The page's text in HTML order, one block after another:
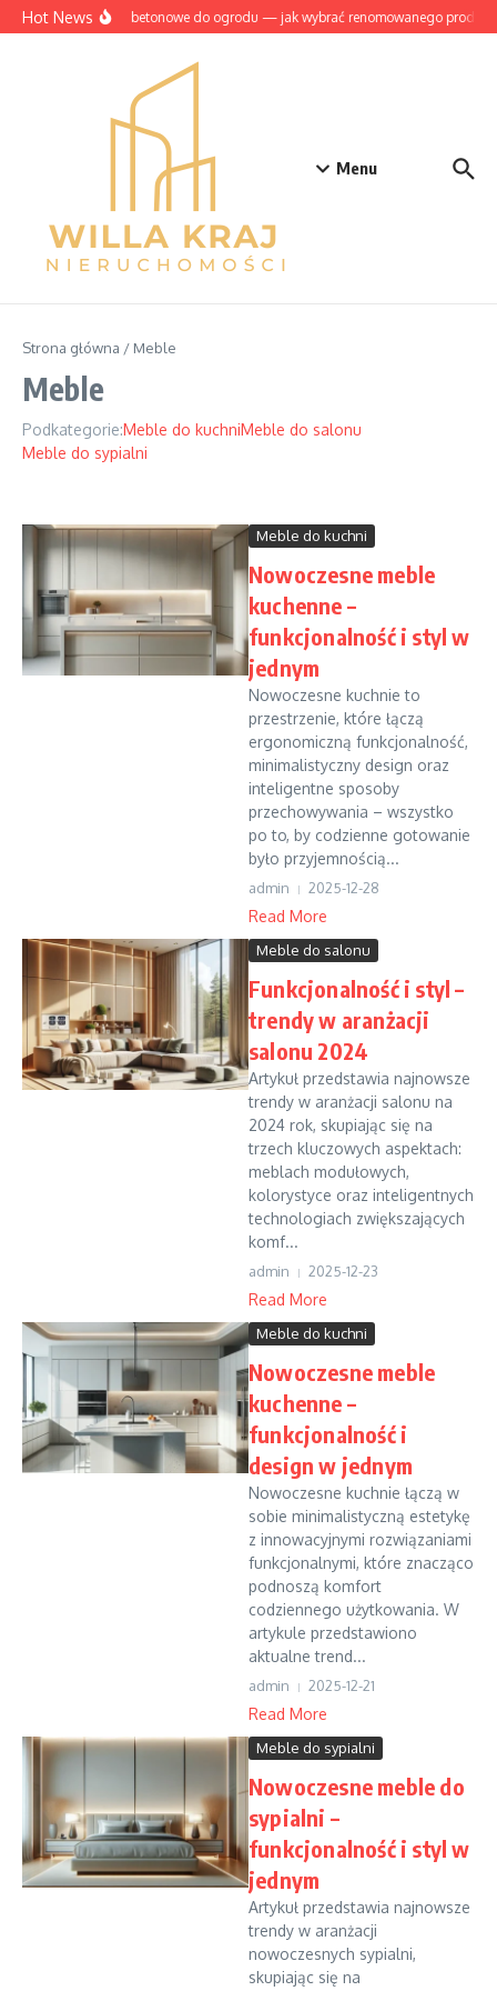
Przejdź do treści
Hot NewsSzamba betonowe do ogrodu — jak wybrać renomowanego
Menu
Strona główna / Meble
Meble
Podkategorie:Meble do kuchniMeble do salonu
Meble do sypialni
Meble do kuchni
Nowoczesne meble
kuchenne –
funkcjonalność i styl w
jednym
Nowoczesne kuchnie to
przestrzenie, które łączą
ergonomiczną funkcjonalność,
minimalistyczny design oraz
inteligentne sposoby
przechowywania – wszystko
po to, by codzienne gotowanie
było przyjemnością...
admin 2025-12-28
Read More
Meble do salonu
Funkcjonalność i styl –
trendy w aranżacji
salonu 2024
Artykuł przedstawia najnowsze
trendy w aranżacji salonu na
2024 rok, skupiając się na
trzech kluczowych aspektach:
meblach modułowych,
kolorystyce oraz inteligentnych
technologiach zwiększających
komf...
admin 2025-12-23
Read More
Meble do kuchni
Nowoczesne meble
kuchenne –
funkcjonalność i
design w jednym
Nowoczesne kuchnie łączą w
sobie minimalistyczną estetykę
z innowacyjnymi rozwiązaniami
funkcjonalnymi, które znacząco
podnoszą komfort
codziennego użytkowania. W
artykule przedstawiono
aktualne trend...
admin 2025-12-21
Read More
Meble do sypialni
Nowoczesne meble do
sypialni –
funkcjonalność i styl w
jednym
Artykuł przedstawia najnowsze
trendy w aranżacji
nowoczesnych sypialni,
skupiając się na